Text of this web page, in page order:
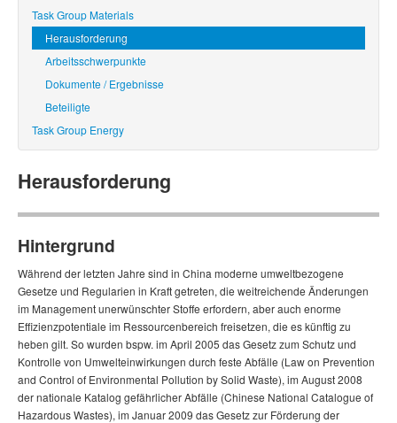
Impressum
Task Group Materials
Herausforderung
Arbeitsschwerpunkte
Dokumente / Ergebnisse
Beteiligte
Task Group Energy
Herausforderung
Hintergrund
Während der letzten Jahre sind in China moderne umweltbezogene
Gesetze und Regularien in Kraft getreten, die weitreichende Änderungen
im Management unerwünschter Stoffe erfordern, aber auch enorme
Effizienzpotentiale im Ressourcenbereich freisetzen, die es künftig zu
heben gilt. So wurden bspw. im April 2005 das Gesetz zum Schutz und
Kontrolle von Umwelteinwirkungen durch feste Abfälle (Law on Prevention
and Control of Environmental Pollution by Solid Waste), im August 2008
der nationale Katalog gefährlicher Abfälle (Chinese National Catalogue of
Hazardous Wastes), im Januar 2009 das Gesetz zur Förderung der